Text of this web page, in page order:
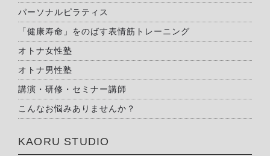
パーソナルピラティス
「健康寿命」をのばす表情筋トレーニング
オトナ女性塾
オトナ男性塾
講演・研修・セミナー講師
こんなお悩みありませんか？
KAORU STUDIO